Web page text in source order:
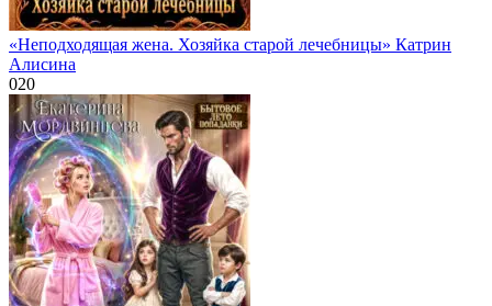
«Неподходящая жена. Хозяйка старой лечебницы» Катрин
Алисина
020